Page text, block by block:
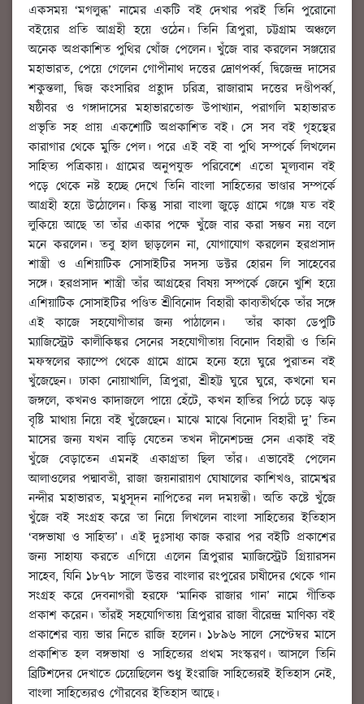
একসময় ‘মগলুব্ধ’ নামের একটি বই দেখার পরই তিনি পুরোনো
বইয়ের প্রতি আগ্রহী হয়ে ওঠেন। তিনি ত্রিপুরা, চট্টগ্রাম অঞ্চলে
অনেক অপ্রকাশিত পুথির খোঁজ পেলেন। খুঁজে বার করলেন সঞ্জয়ের
মহাভারত, পেয়ে গেলেন গোপীনাথ দত্তের দ্রোণপর্ব্ব, দ্বিজেন্দ্র দাসের
শকুন্তলা, দ্বিজ কংসারির প্রহ্লাদ চরিত্র, রাজারাম দত্তের দণ্ডীপর্ব্ব,
ষষ্ঠীবর ও গঙ্গাদাসের মহাভারতোক্ত উপাখ্যান, পরাগলি মহাভারত
প্রভৃতি সহ প্রায় একশোটি অপ্রকাশিত বই। সে সব বই গৃহস্থের
কারাগার থেকে মুক্তি পেল। পরে এই বই বা পুথি সম্পর্কে লিখলেন
সাহিত্য পত্রিকায়। গ্রামের অনুপযুক্ত পরিবেশে এতো মূল্যবান বই
পড়ে থেকে নষ্ট হচ্ছে দেখে তিনি বাংলা সাহিত্যের ভাণ্ডার সম্পর্কে
আগ্রহী হয়ে উঠোলেন। কিন্তু সারা বাংলা জুড়ে গ্রামে গঞ্জে যত বই
লুকিয়ে আছে তা তাঁর একার পক্ষে খুঁজে বার করা সম্ভব নয় বলে
মনে করলেন। তবু হাল ছাড়লেন না, যোগাযোগ করলেন হরপ্রসাদ
শাস্ত্রী ও এশিয়াটিক সোসাইটির সদস্য ডক্টর হোরন লি সাহেবের
সঙ্গে। হরপ্রসাদ শাস্ত্রী তাঁর আগ্রহের বিষয় সম্পর্কে জেনে খুশি হয়ে
এশিয়াটিক সোসাইটির পণ্ডিত শ্রীবিনোদ বিহারী কাব্যতীর্থকে তাঁর সঙ্গে
এই কাজে সহযোগীতার জন্য পাঠালেন। তাঁর কাকা ডেপুটি
ম্যাজিস্ট্রেট কালীকিঙ্কর সেনের সহযোগীতায় বিনোদ বিহারী ও তিনি
মফস্বলের ক্যাম্পে থেকে গ্রামে গ্রামে হন্যে হয়ে ঘুরে পুরাতন বই
খুঁজেছেন। ঢাকা নোয়াখালি, ত্রিপুরা, শ্রীহট্ট ঘুরে ঘুরে, কখনো ঘন
জঙ্গলে, কখনও কাদাজলে পায়ে হেঁটে, কখন হাতির পিঠে চড়ে ঝড়
বৃষ্টি মাথায় নিয়ে বই খুঁজেছেন। মাঝে মাঝে বিনোদ বিহারী দু’ তিন
মাসের জন্য যখন বাড়ি যেতেন তখন দীনেশচন্দ্র সেন একাই বই
খুঁজে বেড়াতেন এমনই একাগ্রতা ছিল তাঁর। এভাবেই পেলেন
আলাওলের পদ্মাবতী, রাজা জয়নারায়ণ ঘোষালের কাশিখণ্ড, রামেশ্বর
নন্দীর মহাভারত, মধুসূদন নাপিতের নল দময়ন্তী। অতি কষ্টে খুঁজে
খুঁজে বই সংগ্রহ করে তা নিয়ে লিখলেন বাংলা সাহিত্যের ইতিহাস
‘বঙ্গভাষা ও সাহিত্য’। এই দুঃসাধ্য কাজ করার পর বইটি প্রকাশের
জন্য সাহায্য করতে এগিয়ে এলেন ত্রিপুরার ম্যাজিস্ট্রেট গ্রিয়ারসন
সাহেব, যিনি ১৮৭৮ সালে উত্তর বাংলার রংপুরের চাষীদের থেকে গান
সংগ্রহ করে দেবনাগরী হরফে ‘মানিক রাজার গান’ নামে গীতিক
প্রকাশ করেন। তাঁরই সহযোগিতায় ত্রিপুরার রাজা বীরেন্দ্র মাণিক্য বই
প্রকাশের ব্যয় ভার নিতে রাজি হলেন। ১৮৯৬ সালে সেপ্টেম্বর মাসে
প্রকাশিত হল বঙ্গভাষা ও সাহিত্যের প্রথম সংস্করণ। আসলে তিনি
ব্রিটিশদের দেখাতে চেয়েছিলেন শুধু ইংরাজি সাহিত্যেরই ইতিহাস নেই,
বাংলা সাহিত্যেরও গৌরবের ইতিহাস আছে।